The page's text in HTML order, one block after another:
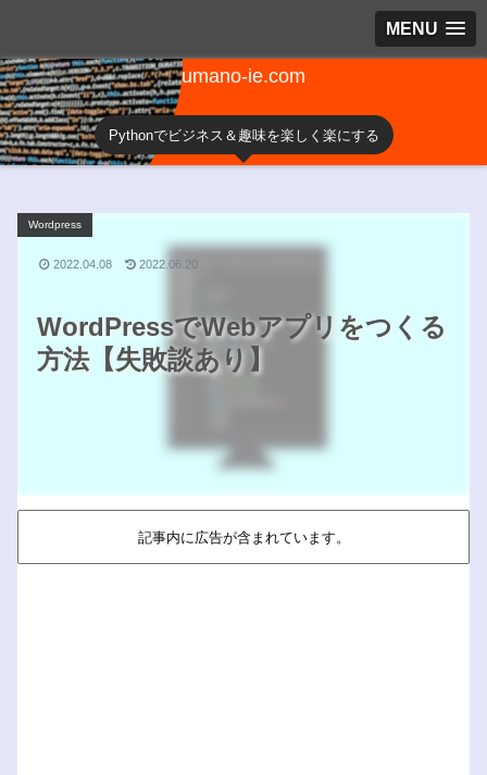
MENU
umano-ie.com
Pythonでビジネス＆趣味を楽しく楽にする
WordPressでWebアプリをつくる
方法【失敗談あり】
Wordpress
2022.04.08 2022.06.20
記事内に広告が含まれています。